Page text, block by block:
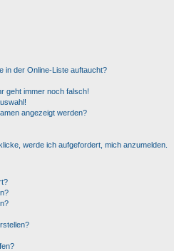
in der Online-Liste auftaucht?
geht immer noch falsch!
angezeigt werden?
werde ich aufgefordert, mich anzumelden.